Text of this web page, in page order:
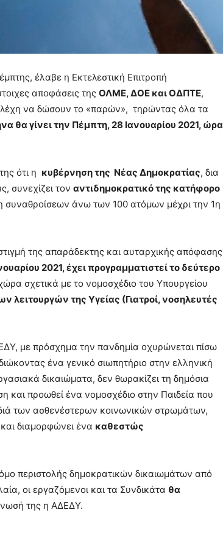
έλαβε η Εκτελεστική Επιτροπή
αποφάσεις της ΟΛΜΕ, ΔΟΕ και ΟΔΠΤΕ,
να δώσουν το «παρών», τηρώντας όλα τα
θα γίνει την Πέμπτη, 28 Ιανουαρίου 2021, ώρα
ότι η κυβέρνηση της Νέας Δημοκρατίας, δια
συνεχίζει τον αντιδημοκρατικό της κατήφορο
συναθροίσεων άνω των 100 ατόμων μέχρι την 1η
της απαράδεκτης και αυταρχικής απόφασης
2021, έχει προγραμματιστεί το δεύτερο
σχετικά με το νομοσχέδιο του Υπουργείου
λειτουργών της Υγείας (Γιατροί, νοσηλευτές
με πρόσχημα την πανδημία οχυρώνεται πίσω
ένα γενικό σιωπητήριο στην ελληνική
δικαιώματα, δεν θωρακίζει τη δημόσια
και προωθεί ένα νομοσχέδιο στην Παιδεία που
των ασθενέστερων κοινωνικών στρωμάτων,
διαμορφώνει ένα καθεστώς
περιστολής δημοκρατικών δικαιωμάτων από
οι εργαζόμενοι και τα Συνδικάτα θα
της η ΑΔΕΔΥ.